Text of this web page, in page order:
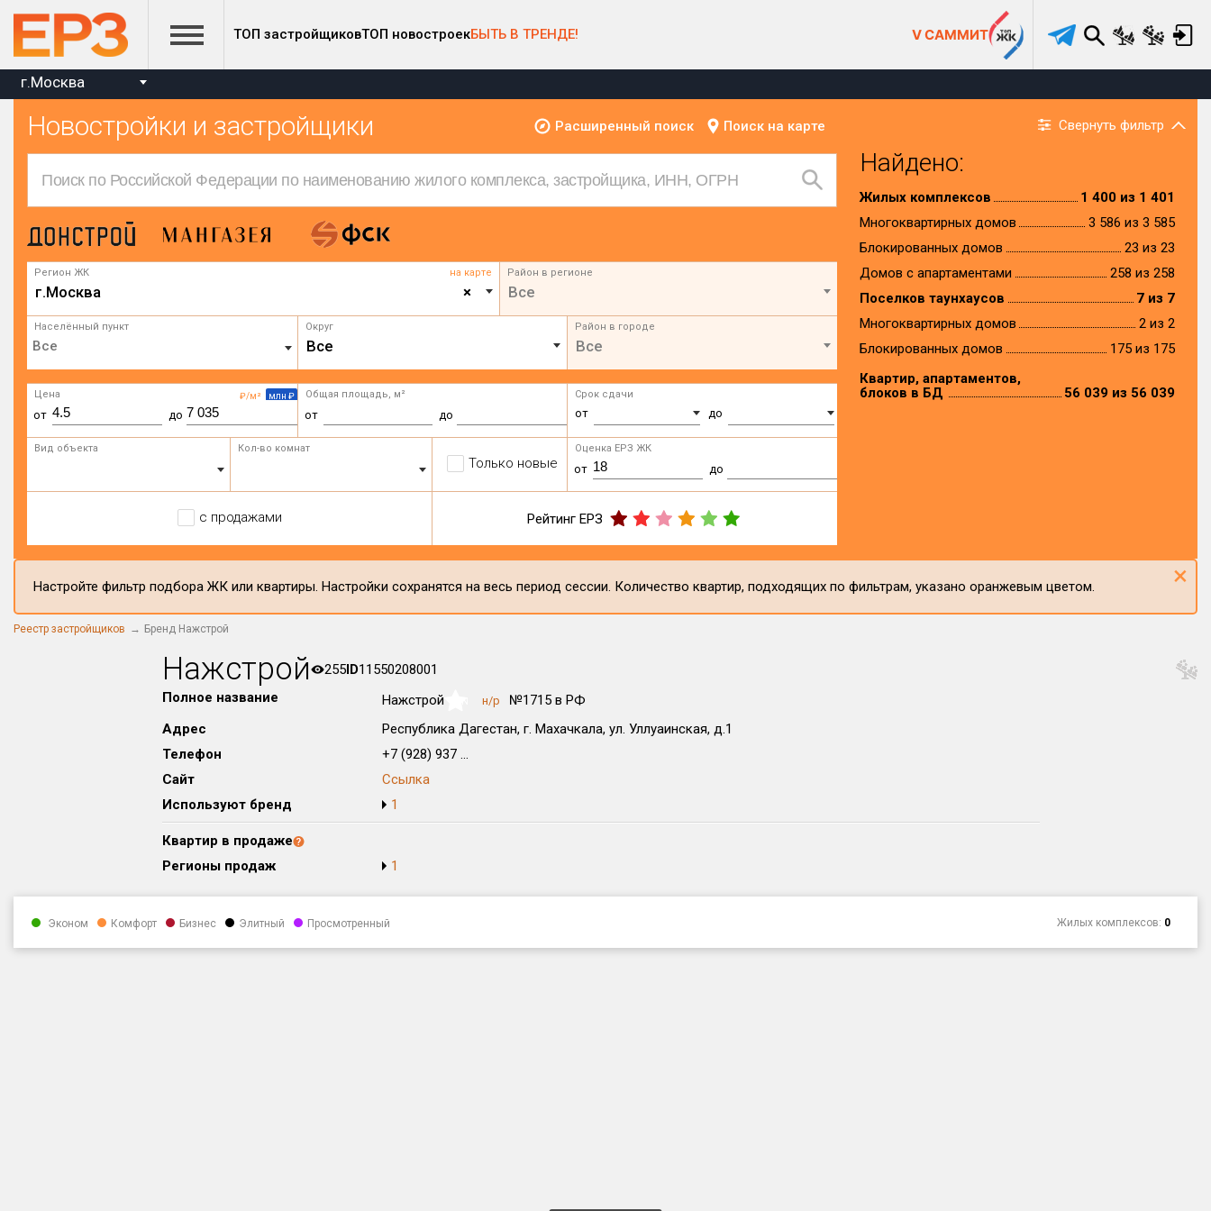
ТОП застройщиковТОП новостроекБЫТЬ В ТРЕНДЕ! V САММИТ
г.Москва
Новостройки и застройщики Расширенный поиск Поиск на карте Свернуть фильтр
Регион ЖК на карте
×
г.Москва
Район в регионе
Все
Населённый пункт Округ
Все
Район в городе
Все
₽/м² млн ₽
Цена
от до
Общая площадь, м²
от до
Срок сдачи
от до
Вид объекта Кол-во комнат
Только новые
Оценка ЕРЗ ЖК
от до
с продажами Рейтинг ЕРЗ
Найдено:
Жилых комплексов
1 400 из 1 401
Многоквартирных домов
3 586 из 3 585
Блокированных домов
23 из 23
Домов с апартаментами
258 из 258
Поселков таунхаусов
7 из 7
Многоквартирных домов
2 из 2
Блокированных домов
175 из 175
Квартир, апартаментов,
блоков в БД
56 039 из 56 039
Настройте фильтр подбора ЖК или квартиры. Настройки сохранятся на весь период сессии. Количество квартир, подходящих по фильтрам, указано оранжевым цветом. ×
Реестр застройщиков Бренд Нажстрой
Нажстрой 255ID11550208001
Полное название
Нажстрой н/р
№1715 в РФ
Адрес
Республика Дагестан, г. Махачкала, ул. Уллуаинская, д.1
Телефон
+7 (928) 937 ...
Сайт
Ссылка
Используют бренд
1
Квартир в продаже
Регионы продаж
1
Эконом Комфорт Бизнес Элитный Просмотренный Жилых комплексов: 0